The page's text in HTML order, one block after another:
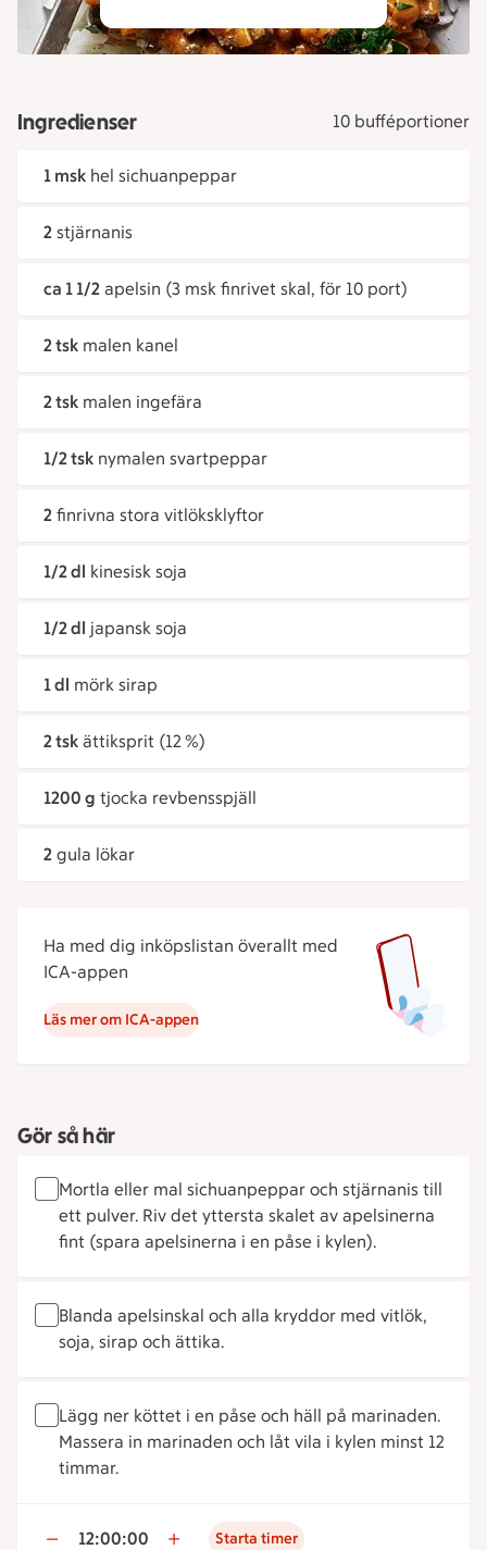
Ingredienser 10 bufféportioner
1 msk hel sichuanpeppar
2 stjärnanis
ca 1 1/2 apelsin (3 msk finrivet skal, för 10 port)
2 tsk malen kanel
2 tsk malen ingefära
1/2 tsk nymalen svartpeppar
2 finrivna stora vitlöksklyftor
1/2 dl kinesisk soja
1/2 dl japansk soja
1 dl mörk sirap
2 tsk ättiksprit (12 %)
1200 g tjocka revbensspjäll
2 gula lökar
Ha med dig inköpslistan överallt med
ICA-appen
Läs mer om ICA-appen
Gör så här
Mortla eller mal sichuanpeppar och stjärnanis till
ett pulver. Riv det yttersta skalet av apelsinerna
fint (spara apelsinerna i en påse i kylen).
Blanda apelsinskal och alla kryddor med vitlök,
soja, sirap och ättika.
Lägg ner köttet i en påse och häll på marinaden.
Massera in marinaden och låt vila i kylen minst 12
timmar.
12:00:00 Starta timer